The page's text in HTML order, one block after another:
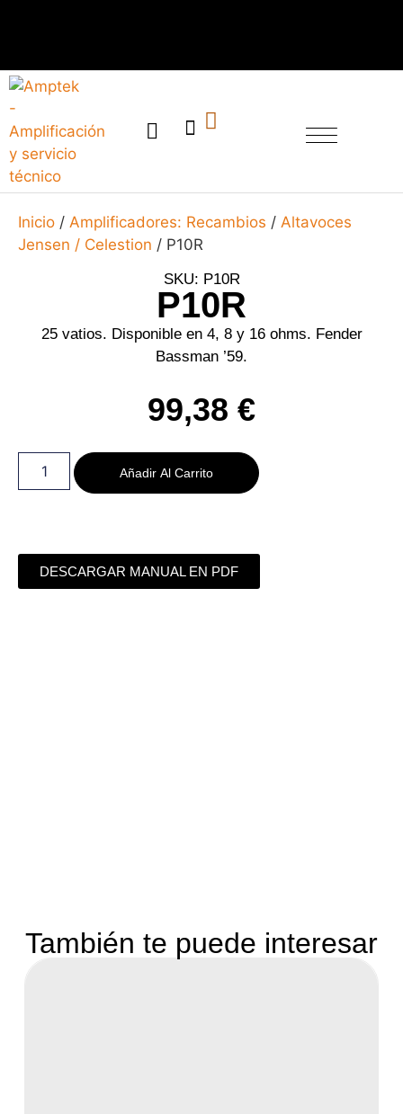
Inicio / Amplificadores: Recambios / Altavoces
Jensen / Celestion / P10R
SKU: P10R
P10R
25 vatios. Disponible en 4, 8 y 16 ohms. Fender
Bassman ’59.
99,38 €
Añadir Al Carrito
DESCARGAR MANUAL EN PDF
También te puede interesar